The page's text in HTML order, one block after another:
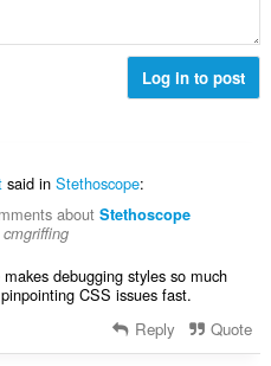
Log in to post
said in Stethoscope:
about Stethoscope
cmgriffing
debugging styles so much
CSS issues fast.
Reply Quote